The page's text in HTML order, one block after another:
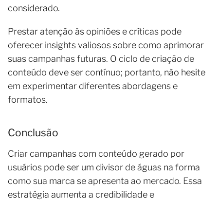
considerado.
Prestar atenção às opiniões e críticas pode
oferecer insights valiosos sobre como aprimorar
suas campanhas futuras. O ciclo de criação de
conteúdo deve ser contínuo; portanto, não hesite
em experimentar diferentes abordagens e
formatos.
Conclusão
Criar campanhas com conteúdo gerado por
usuários pode ser um divisor de águas na forma
como sua marca se apresenta ao mercado. Essa
estratégia aumenta a credibilidade e